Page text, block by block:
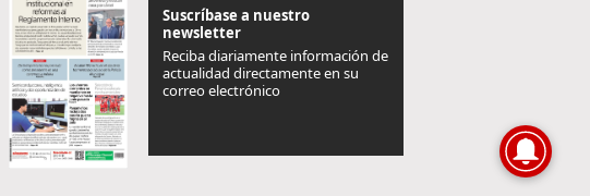
Suscríbase a nuestro
newsletter
Reciba diariamente información de
actualidad directamente en su
correo electrónico